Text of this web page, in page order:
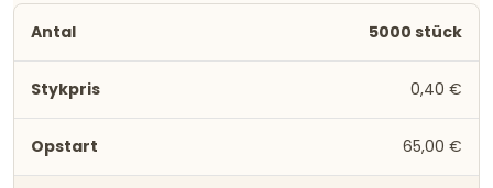
5000 stück
0,40 €
65,00 €